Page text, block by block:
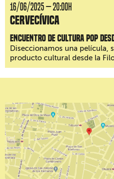
16/06/2025 — 20:00H
Cervecívica
Encuentro de cultura pop
Diseccionamos una película,
producto cultural desde la